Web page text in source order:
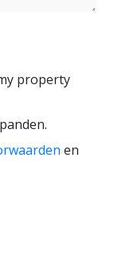
property
en